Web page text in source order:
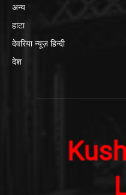
अन्य
हाटा
देवरिया न्यूज़ हिन्दी
देश